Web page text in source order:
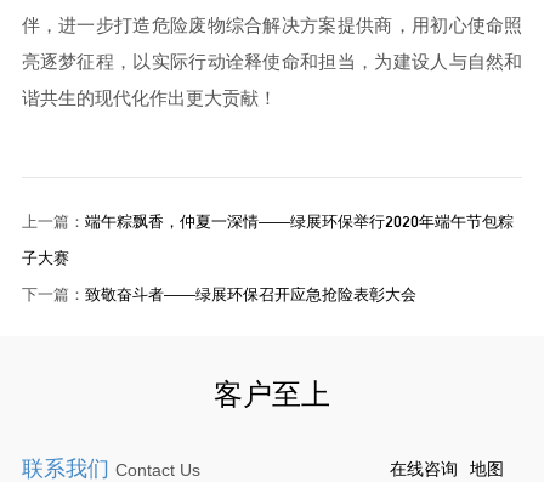
伴，进一步打造危险废物综合解决方案提供商，用初心使命照
亮逐梦征程，以实际行动诠释使命和担当，为建设人与自然和
谐共生的现代化作出更大贡献！
上一篇： 端午粽飘香，仲夏一深情——绿展环保举行2020年端午节包粽
子大赛
下一篇： 致敬奋斗者——绿展环保召开应急抢险表彰大会
客户至上
在线咨询 地图
联系我们 Contact Us